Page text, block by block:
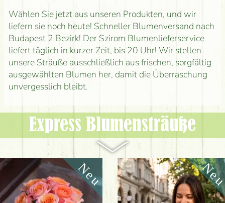
Wählen Sie jetzt aus unseren Produkten, und wir
liefern sie noch heute! Schneller Blumenversand nach
Budapest 2 Bezirk! Der Szirom Blumenlieferservice
liefert täglich in kurzer Zeit, bis 20 Uhr! Wir stellen
unsere Sträuße ausschließlich aus frischen, sorgfältig
ausgewählten Blumen her, damit die Überraschung
unvergesslich bleibt.
Express Blumen­sträuße